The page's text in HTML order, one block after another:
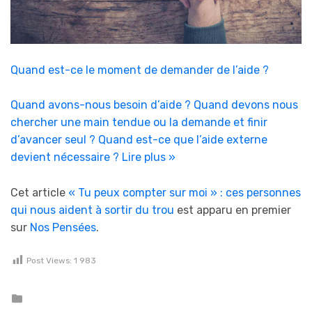
Quand est-ce le moment de demander de l’aide ?
Quand avons-nous besoin d’aide ? Quand devons nous
chercher une main tendue ou la demande et finir
d’avancer seul ? Quand est-ce que l’aide externe
devient nécessaire ? Lire plus »
Cet article « Tu peux compter sur moi » : ces personnes
qui nous aident à sortir du trou est apparu en premier
sur Nos Pensées.
Post Views: 1 983